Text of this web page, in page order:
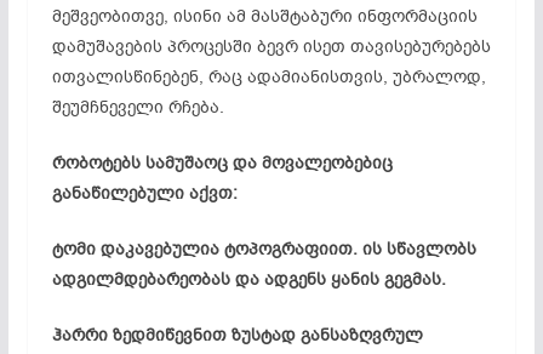
მეშვეობითვე, ისინი ამ მასშტაბური ინფორმაციის
დამუშავების პროცესში ბევრ ისეთ თავისებურებებს
ითვალისწინებენ, რაც ადამიანისთვის, უბრალოდ,
შეუმჩნეველი რჩება.
რობოტებს სამუშაოც და მოვალეობებიც
განაწილებული აქვთ:
ტომი დაკავებულია ტოპოგრაფიით. ის სწავლობს
ადგილმდებარეობას და ადგენს ყანის გეგმას.
ჰარრი ზედმიწევნით ზუსტად განსაზღვრულ